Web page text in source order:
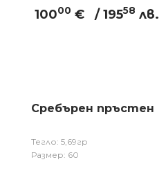
10000 € / 19558 лв.
Сребърен пръстен
Тегло: 5,69гр
Размер: 60